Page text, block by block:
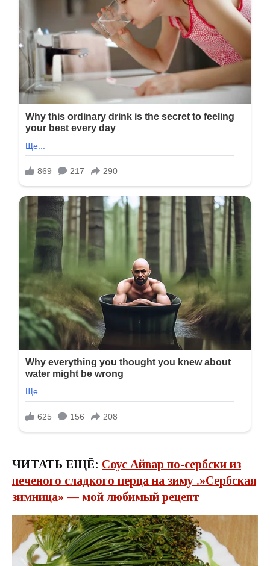
ЧИТАТЬ ЕЩЁ: Соус Айвар по-сербски из
печеного сладкого перца на зиму .»Сербская
зимница» — мой любимый рецепт